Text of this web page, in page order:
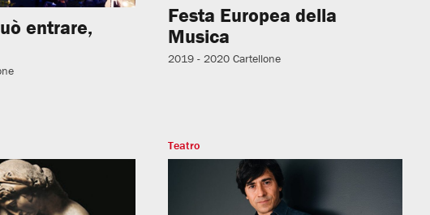
entrare,
Festa Europea della
Musica
2019 - 2020 Cartellone
Teatro